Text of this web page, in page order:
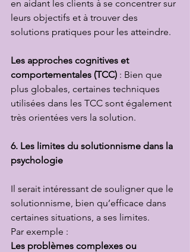
en aidant les clients à se concentrer sur
leurs objectifs et à trouver des
solutions pratiques pour les atteindre.
Les approches cognitives et
comportementales (TCC) : Bien que
plus globales, certaines techniques
utilisées dans les TCC sont également
très orientées vers la solution.
6. Les limites du solutionnisme dans la
psychologie
Il serait intéressant de souligner que le
solutionnisme, bien qu’efficace dans
certaines situations, a ses limites.
Par exemple :
Les problèmes complexes ou